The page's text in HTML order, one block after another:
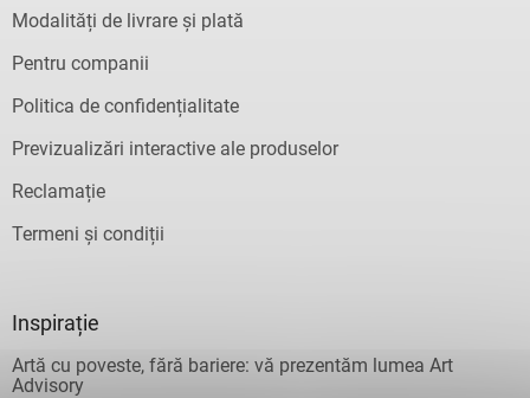
Modalități de livrare și plată
Pentru companii
Politica de confidențialitate
Previzualizări interactive ale produselor
Reclamație
Termeni și condiții
Inspirație
Artă cu poveste, fără bariere: vă prezentăm lumea Art
Advisory